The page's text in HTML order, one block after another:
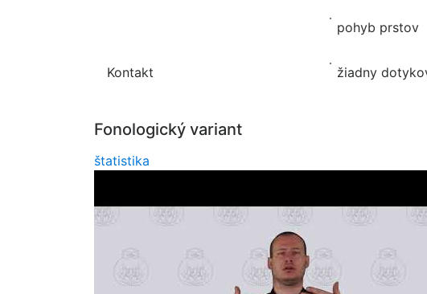
pohyb prstov
Kontakt žiadny
Fonologický variant
štatistika